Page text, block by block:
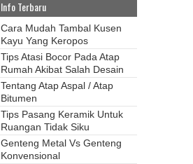
Info Terbaru
Cara Mudah Tambal Kusen
Kayu Yang Keropos
Tips Atasi Bocor Pada Atap
Rumah Akibat Salah Desain
Tentang Atap Aspal / Atap
Bitumen
Tips Pasang Keramik Untuk
Ruangan Tidak Siku
Genteng Metal Vs Genteng
Konvensional